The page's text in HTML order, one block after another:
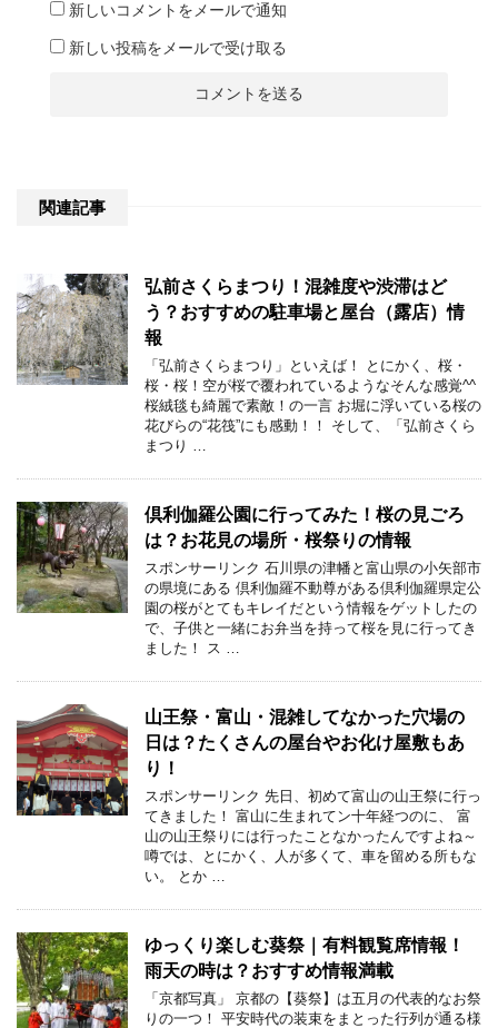
新しいコメントをメールで通知
新しい投稿をメールで受け取る
関連記事
弘前さくらまつり！混雑度や渋滞はど
う？おすすめの駐車場と屋台（露店）情
報
「弘前さくらまつり」といえば！ とにかく、桜・
桜・桜！空が桜で覆われているようなそんな感覚^^
桜絨毯も綺麗で素敵！の一言 お堀に浮いている桜の
花びらの“花筏”にも感動！！ そして、「弘前さくら
まつり …
倶利伽羅公園に行ってみた！桜の見ごろ
は？お花見の場所・桜祭りの情報
スポンサーリンク 石川県の津幡と富山県の小矢部市
の県境にある 倶利伽羅不動尊がある倶利伽羅県定公
園の桜がとてもキレイだという情報をゲットしたの
で、子供と一緒にお弁当を持って桜を見に行ってき
ました！ ス …
山王祭・富山・混雑してなかった穴場の
日は？たくさんの屋台やお化け屋敷もあ
り！
スポンサーリンク 先日、初めて富山の山王祭に行っ
てきました！ 富山に生まれてン十年経つのに、 富
山の山王祭りには行ったことなかったんですよね～
噂では、とにかく、人が多くて、車を留める所もな
い。 とか …
ゆっくり楽しむ葵祭｜有料観覧席情報！
雨天の時は？おすすめ情報満載
「京都写真」 京都の【葵祭】は五月の代表的なお祭
りの一つ！ 平安時代の装束をまとった行列が通る様